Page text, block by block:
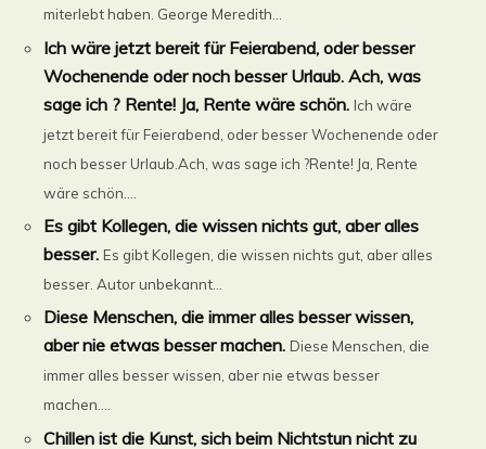
miterlebt haben. George Meredith...
Ich wäre jetzt bereit für Feierabend, oder besser
Wochenende oder noch besser Urlaub. Ach, was
sage ich ? Rente! Ja, Rente wäre schön. Ich wäre
jetzt bereit für Feierabend, oder besser Wochenende oder
noch besser Urlaub.Ach, was sage ich ?Rente! Ja, Rente
wäre schön....
Es gibt Kollegen, die wissen nichts gut, aber alles
besser. Es gibt Kollegen, die wissen nichts gut, aber alles
besser. Autor unbekannt...
Diese Menschen, die immer alles besser wissen,
aber nie etwas besser machen. Diese Menschen, die
immer alles besser wissen, aber nie etwas besser
machen....
Chillen ist die Kunst, sich beim Nichtstun nicht zu